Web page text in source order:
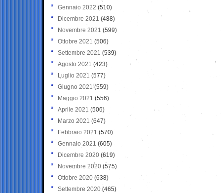
Gennaio 2022 (510)
Dicembre 2021 (488)
Novembre 2021 (599)
Ottobre 2021 (506)
Settembre 2021 (539)
Agosto 2021 (423)
Luglio 2021 (577)
Giugno 2021(559)
Maggio 2021 (556)
Aprile 2021 (506)
Marzo 2021 (647)
Febbraio 2021 (570)
Gennaio 2021 (605)
Dicembre 2020 (619)
Novembre 2020 (575)
Ottobre 2020 (638)
Settembre 2020(465)